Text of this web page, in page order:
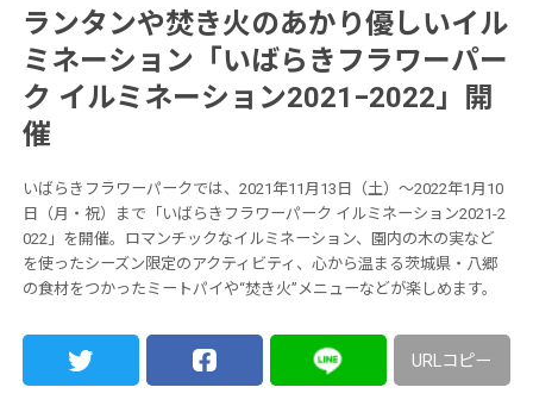
ランタンや焚き火のあかり優しいイル
ミネーション「いばらきフラワーパー
ク イルミネーション2021−2022」開
催
いばらきフラワーパークでは、2021年11月13日（土）〜2022年1月10
日（月・祝）まで「いばらきフラワーパーク イルミネーション2021-2
022」を開催。ロマンチックなイルミネーション、園内の木の実など
を使ったシーズン限定のアクティビティ、心から温まる茨城県・八郷
の食材をつかったミートパイや“焚き火”メニューなどが楽しめます。
URLコピー